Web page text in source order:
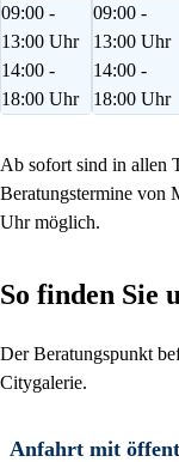
09:00 -
13:00 Uhr
14:00 -
18:00 Uhr
09:00 -
13:00 Uhr
14:00 -
18:00 Uhr
Ab sofort sind in
Beratungstermine von
Uhr möglich.
So finden Sie
Der Beratungspunkt
Citygalerie.
Anfahrt mit